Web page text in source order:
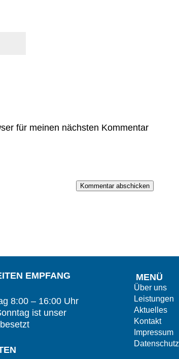
für meinen nächsten Kommentar
Kommentar abschicken
EMPFANG
8:00 – 16:00 Uhr
ist unser
MENÜ
Über uns
Leistungen
Aktuelles
Kontakt
Impressum
Datenschutz